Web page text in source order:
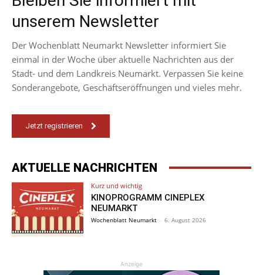
unserem Newsletter
Der Wochenblatt Neumarkt Newsletter informiert Sie
einmal in der Woche über aktuelle Nachrichten aus der
Stadt- und dem Landkreis Neumarkt. Verpassen Sie keine
Sonderangebote, Geschäftseröffnungen und vieles mehr.
Jetzt registrieren
AKTUELLE NACHRICHTEN
Kurz und wichtig
KINOPROGRAMM CINEPLEX
NEUMARKT
Wochenblatt Neumarkt - 6. August 2026
Anzeige